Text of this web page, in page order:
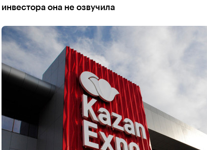
инвестора она не озвучила